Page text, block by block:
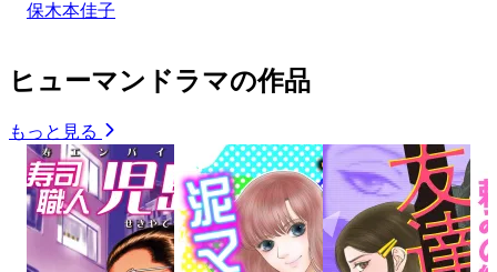
保木本佳子
ヒューマンドラマの作品
もっと見る